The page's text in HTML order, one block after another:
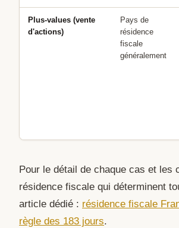
Plus-values (vente
d'actions)
Pays de
résidence
fiscale
généralement
Pour le détail de chaque cas et les
résidence fiscale qui déterminent
article dédié : résidence fiscale
règle des 183 jours.